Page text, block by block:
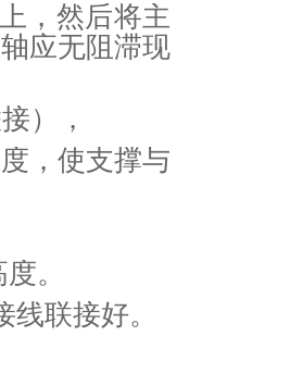
，然后将主
应无阻滞现
），
，使支撑与
。
联接好。